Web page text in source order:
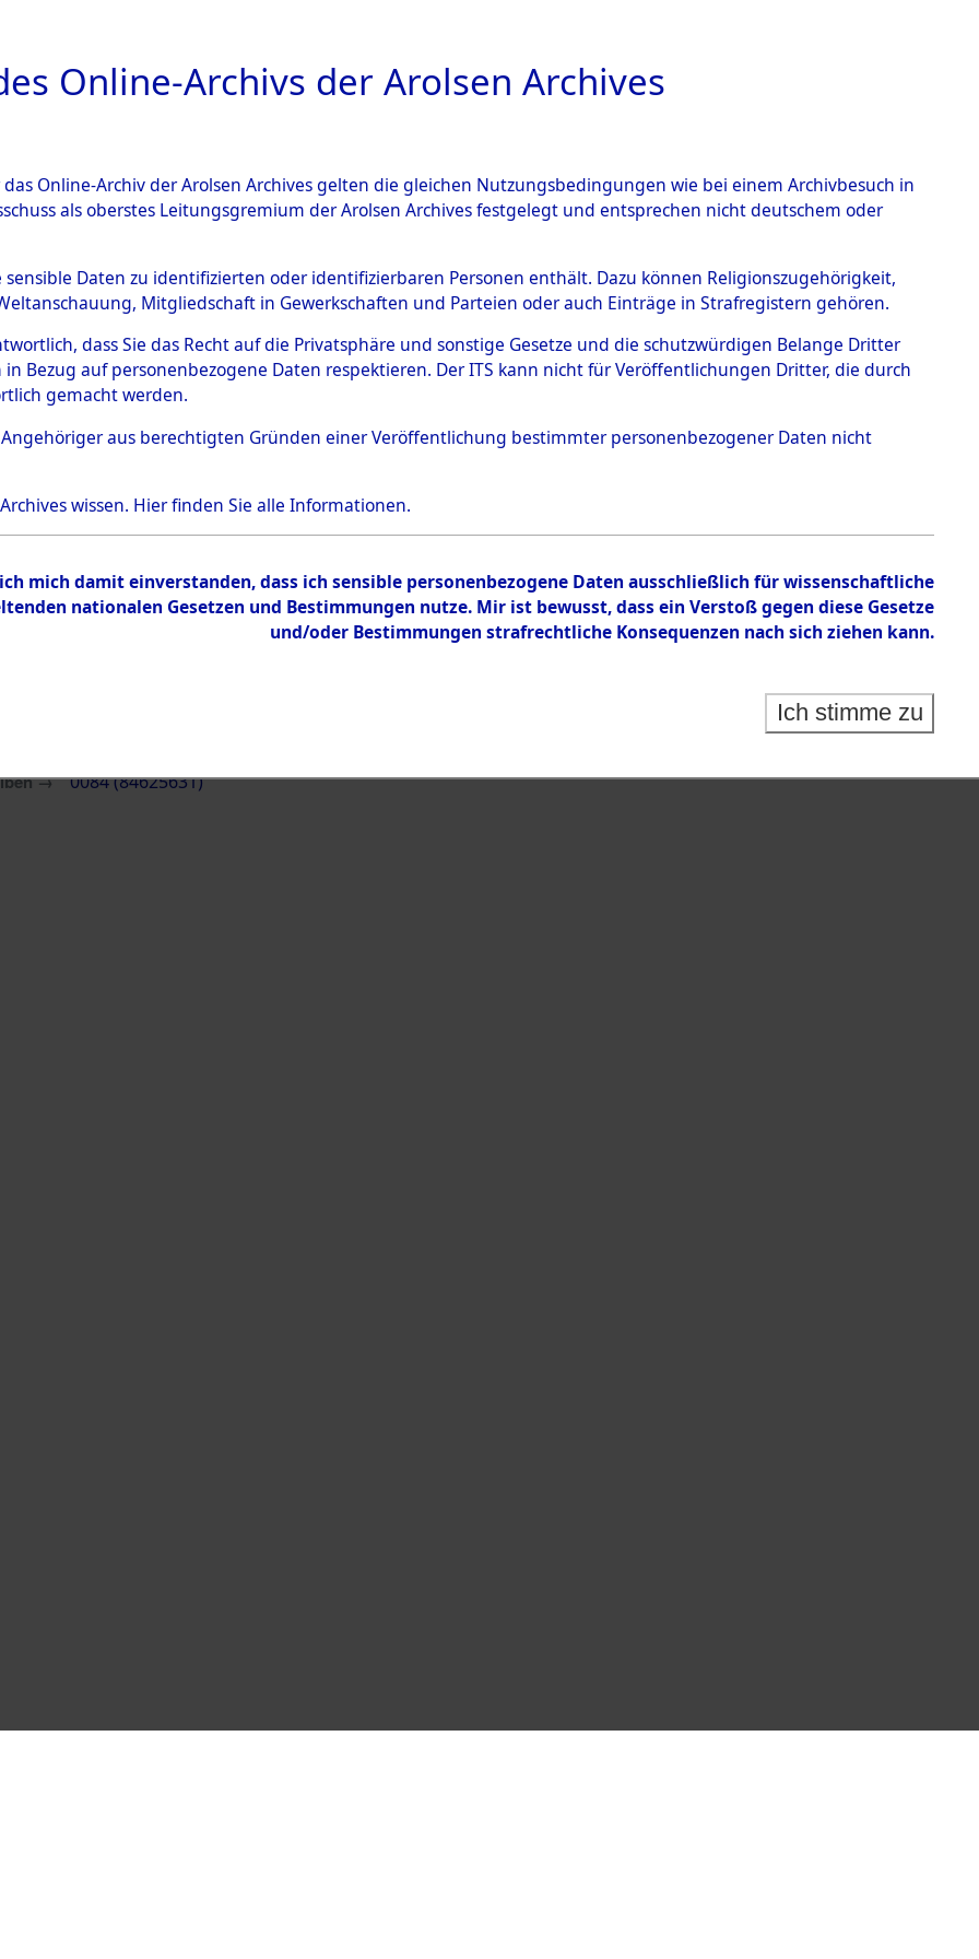
ARCHIVALE ÜBERSICHT BILD
der erteilten Auskünfte über unbekannte Tote
und Landkreise in der US-Besatzungszone→
→0084 (84625631)
Übergeordnetes
Ergänzungen der erteilten Auskünfte über unbekannte Tote
→ 0084 (84625631)
Online-Archivs der Arolsen Archives
Online-Archiv der Arolsen Archives gelten die gleichen Nutzungsbedingungen wie bei einem Archivbesuch in
als oberstes Leitungsgremium der Arolsen Archives festgelegt und entsprechen nicht deutschem oder
sensible Daten zu identifizierten oder identifizierbaren Personen enthält. Dazu können Religionszugehörigkeit,
Mitgliedschaft in Gewerkschaften und Parteien oder auch Einträge in Strafregistern gehören.
dass Sie das Recht auf die Privatsphäre und sonstige Gesetze und die schutzwürdigen Belange Dritter
Bezug auf personenbezogene Daten respektieren. Der ITS kann nicht für Veröffentlichungen Dritter, die durch
gemacht werden.
Angehöriger aus berechtigten Gründen einer Veröffentlichung bestimmter personenbezogener Daten nicht
wissen. Hierfinden Sie alle Informationen.
mich damit einverstanden, dass ich sensible personenbezogene Daten ausschließlich für wissenschaftliche
nationalen Gesetzen und Bestimmungen nutze. Mir ist bewusst, dass ein Verstoß gegen diese Gesetze
und/oder Bestimmungen strafrechtliche Konsequenzen nach sich ziehen kann.
Ich stimme zu